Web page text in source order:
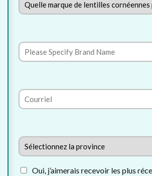
Oui, j’aimerais recevoir les plus